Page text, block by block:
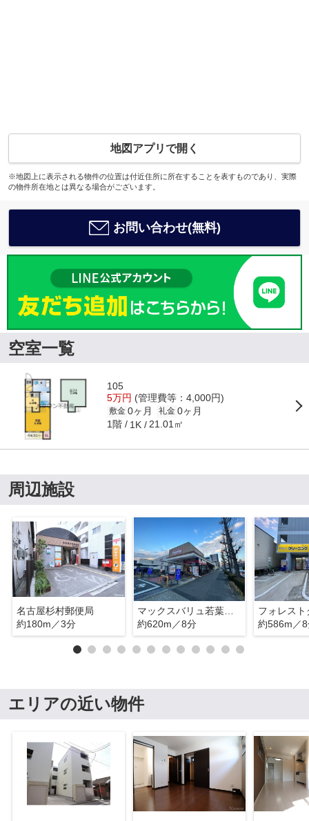
地図アプリで開く
※地図上に表示される物件の位置は付近住所に所在することを表すものであり、実際
の物件所在地とは異なる場合がございます。
お問い合わせ(無料)
空室一覧
105
5万円 (管理費等：4,000円)
敷金 0ヶ月 礼金 0ヶ月
1階 1K 21.01㎡
周辺施設
名古屋杉村郵便局
約180m／3分
マックスバリュ若葉通店
約620m／8分
約586m／
エリアの近い物件